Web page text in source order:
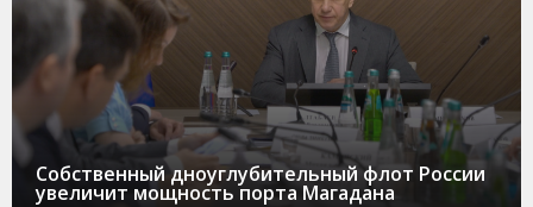
Собственный дноуглубительный флот России
увеличит мощность порта Магадана